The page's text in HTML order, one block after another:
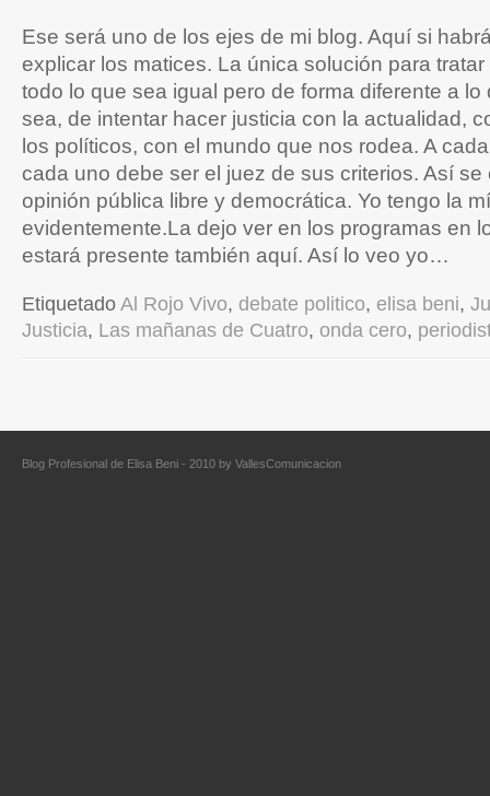
Ese será uno de los ejes de mi blog. Aquí si
explicar los matices. La única solución para
todo lo que sea igual pero de forma diferente a lo
sea, de intentar hacer justicia con la actualidad,
los políticos, con el mundo que nos rodea. A
cada uno debe ser el juez de sus criterios. Así se
opinión pública libre y democrática. Yo tengo la
evidentemente.La dejo ver en los programas en
estará presente también aquí. Así lo veo yo…
Etiquetado Al Rojo Vivo, debate politico, elisa beni,
Justicia, Las mañanas de Cuatro, onda cero,
Blog Profesional de Elisa Beni - 2010 by VallesComunicacion